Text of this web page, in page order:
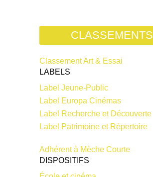
CLASSEMENTS
Classement Art & Essai
LABELS
Label Jeune-Public
Label Europa Cinémas
Label Recherche et Découverte
Label Patrimoine et Répertoire
Adhérent à Mèche Courte
DISPOSITIFS